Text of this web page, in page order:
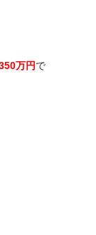
万円で